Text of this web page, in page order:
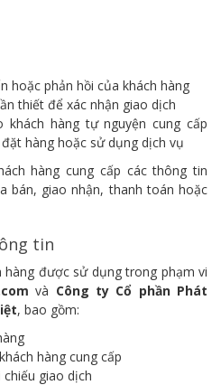
hoặc phản hồi của khách hàng
thiết để xác nhận giao dịch
khách hàng tự nguyện cung cấp
hàng hoặc sử dụng dịch vụ
hàng cung cấp các thông tin
bán, giao nhận, thanh toán hoặc
tin
hàng được sử dụng trong phạm vi
và Công ty Cổ phần Phát
, bao gồm:
hàng cung cấp
giao dịch